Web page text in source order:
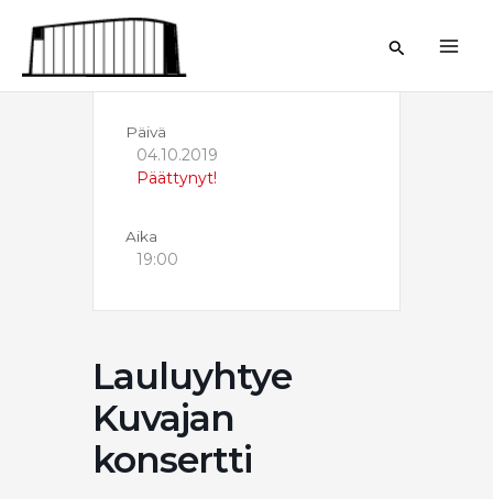
sisältöön
Hae
Päivä
04.10.2019
Päättynyt!
Aika
19:00
Lauluyhtye
Kuvajan
konsertti